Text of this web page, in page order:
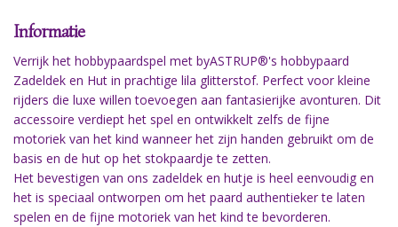
Informatie
Verrijk het hobbypaardspel met byASTRUP®'s hobbypaard
Zadeldek en Hut in prachtige lila glitterstof. Perfect voor kleine
rijders die luxe willen toevoegen aan fantasierijke avonturen. Dit
accessoire verdiept het spel en ontwikkelt zelfs de fijne
motoriek van het kind wanneer het zijn handen gebruikt om de
basis en de hut op het stokpaardje te zetten.
Het bevestigen van ons zadeldek en hutje is heel eenvoudig en
het is speciaal ontworpen om het paard authentieker te laten
spelen en de fijne motoriek van het kind te bevorderen.